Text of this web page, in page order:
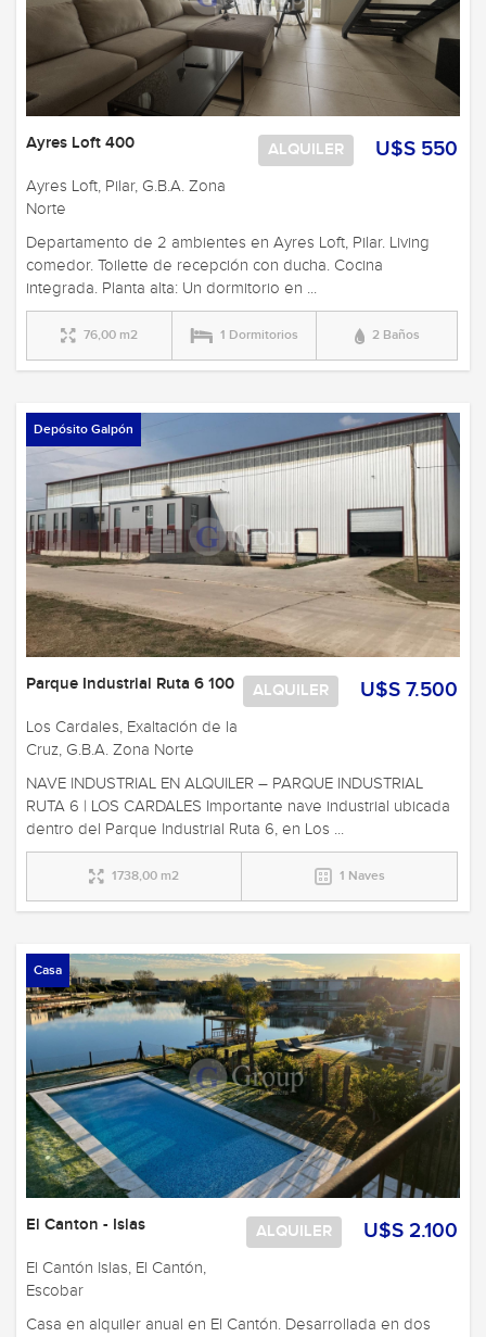
U$S 550
ALQUILER
Ayres Loft 400
Ayres Loft, Pilar, G.B.A. Zona
Norte
Departamento de 2 ambientes en Ayres Loft, Pilar. Living
comedor. Toilette de recepción con ducha. Cocina
integrada. Planta alta: Un dormitorio en ...
76,00 m2 1 Dormitorios 2 Baños
Depósito Galpón
U$S 7.500
ALQUILER
Parque Industrial Ruta 6 100
Los Cardales, Exaltación de la
Cruz, G.B.A. Zona Norte
NAVE INDUSTRIAL EN ALQUILER – PARQUE INDUSTRIAL
RUTA 6 | LOS CARDALES Importante nave industrial ubicada
dentro del Parque Industrial Ruta 6, en Los ...
1738,00 m2 1 Naves
Casa
U$S 2.100
ALQUILER
El Canton - Islas
El Cantón Islas, El Cantón,
Escobar
Casa en alquiler anual en El Cantón. Desarrollada en dos